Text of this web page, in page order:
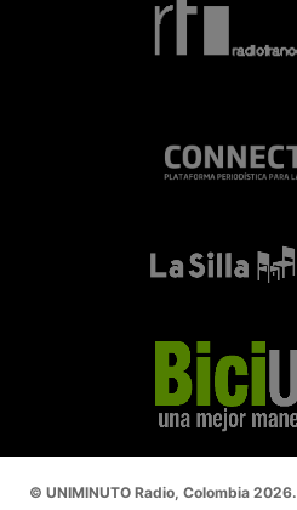
© UNIMINUTO Radio, Colombia 2026.